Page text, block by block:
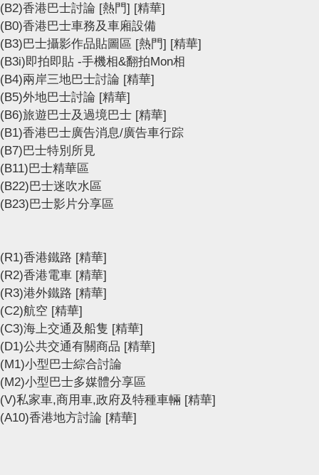
(B2)香港巴士討論 [熱門] [精華]
(B0)香港巴士車務及車廂設備
(B3)巴士攝影作品貼圖區 [熱門] [精華]
(B3i)即拍即貼 -手機相&翻拍Mon相
(B4)兩岸三地巴士討論 [精華]
(B5)外地巴士討論 [精華]
(B6)旅遊巴士及過境巴士 [精華]
(B1)香港巴士廣告消息/廣告車行踪
(B7)巴士特別所見
(B11)巴士精華區
(B22)巴士迷吹水區
(B23)巴士影片分享區
(R1)香港鐵路 [精華]
(R2)香港電車 [精華]
(R3)港外鐵路 [精華]
(C2)航空 [精華]
(C3)海上交通及船隻 [精華]
(D1)公共交通有關商品 [精華]
(M1)小型巴士綜合討論
(M2)小型巴士多媒體分享區
(V)私家車,商用車,政府及特種車輛 [精華]
(A10)香港地方討論 [精華]